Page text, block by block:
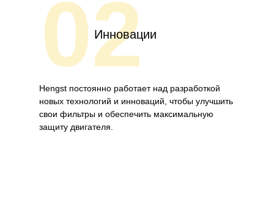
02
Инновации
Hengst постоянно работает над разработкой
новых технологий и инноваций, чтобы улучшить
свои фильтры и обеспечить максимальную
защиту двигателя.